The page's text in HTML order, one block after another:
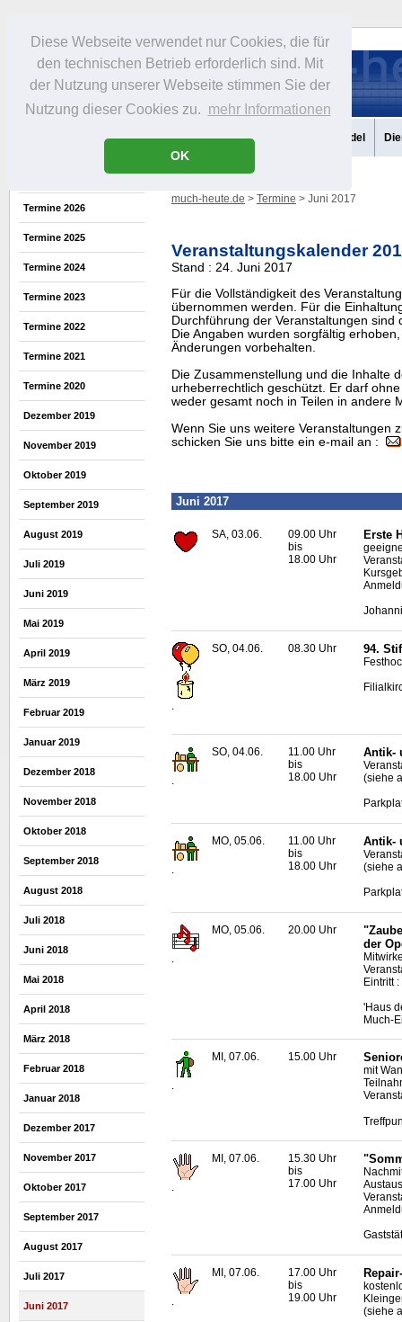
Diese Webseite verwendet nur Cookies, die für
den technischen Betrieb erforderlich sind. Mit
der Nutzung unserer Webseite stimmen Sie der
Nutzung dieser Cookies zu. mehr Informationen
OK
Portrait Infos Freizeit Gastronomie Handel
Termine 2026
Termine 2025
Termine 2024
Termine 2023
Termine 2022
Termine 2021
Termine 2020
Dezember 2019
November 2019
Oktober 2019
September 2019
August 2019
Juli 2019
Juni 2019
Mai 2019
April 2019
März 2019
Februar 2019
Januar 2019
Dezember 2018
November 2018
Oktober 2018
September 2018
August 2018
Juli 2018
Juni 2018
Mai 2018
April 2018
März 2018
Februar 2018
Januar 2018
Dezember 2017
November 2017
Oktober 2017
September 2017
August 2017
Juli 2017
Juni 2017
much-heute.de > Termine > Juni 2017
Veranstaltungskalender
Stand : 24. Juni 2017
Für die Vollständigkeit des
übernommen werden. Für die
Durchführung der Veranstaltungen sind
Die Angaben wurden sorgfältig
Änderungen vorbehalten.
Die Zusammenstellung und die Inhalte
urheberrechtlich geschützt. Er darf
weder gesamt noch in Teilen in andere
Wenn Sie uns weitere Veranstaltungen
schicken Sie uns bitte ein e-mail an :
Juni 2017
SA, 03.06.
09.00 Uhr
bis
18.00 Uhr
Erste
SO, 04.06. 08.30 Uhr 94.
.
SO, 04.06.
11.00 Uhr
bis
18.00 Uhr
Antik-
(siehe
MO, 05.06.
11.00 Uhr
bis
18.00 Uhr
Antik-
(siehe
MO, 05.06. 20.00 Uhr
der
Eintritt
'Haus
Much-
.
MI, 07.06. 15.00 Uhr
mit
.
MI, 07.06.
15.30 Uhr
bis
17.00 Uhr
.
MI, 07.06.
17.00 Uhr
bis
19.00 Uhr
(siehe